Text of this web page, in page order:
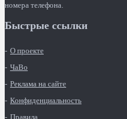
номера телефона.
Быстрые ссылки
О проекте
ЧаВо
Реклама на сайте
Конфиденциальность
Правила